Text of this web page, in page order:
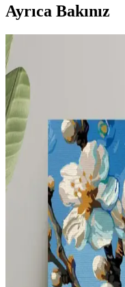
Ayrıca Bakınız
Mikro
Fonksiyonel ve
Mikro anaokullarında
dokularla çocukların
destekleyen çok yönlü
Dar ve Çok Amaçlı
Estetik Dekorasyon
Dar ve çok amaçlı
ve depolama çözümleriyle
oluşturmak mümkündür.
dikkate alınmalıdır.
Perde Uzunluğu
Dengenin Önemi